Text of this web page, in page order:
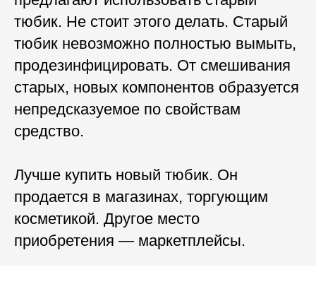
тюбик. Не стоит этого делать. Старый
тюбик невозможно полностью вымыть,
продезинфицировать. От смешивания
старых, новых компонентов образуется
непредсказуемое по свойствам
средство.
Лучше купить новый тюбик. Он
продается в магазинах, торгующим
косметикой. Другое место
приобретения — маркетплейсы.